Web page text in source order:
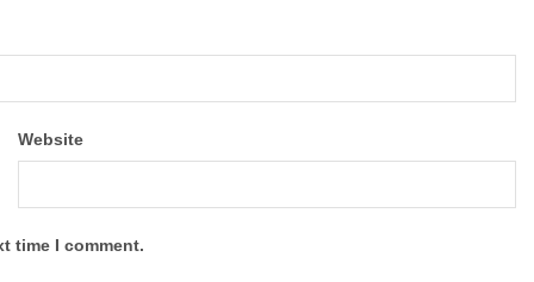
Website
time I comment.